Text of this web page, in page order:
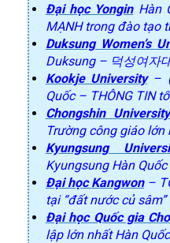
Đại học YonginHàn
MẠNH trong đào tạo
Duksung Women’s
Duksung – 덕성여자
Kookje University–
Quốc – THÔNG TIN
Chongshin University
Trường công giáo lớn
Kyungsung
Kyungsung Hàn Quốc
Đại học Kangwon–
tại “đất nước củ sâm”
Đại học Quốc gia
lập lớn nhất Hàn Quốc